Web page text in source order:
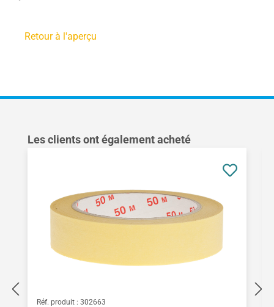
Retour à l'aperçu
Ignorer la galerie de produits
Les clients ont également acheté
Réf. produit : 302663